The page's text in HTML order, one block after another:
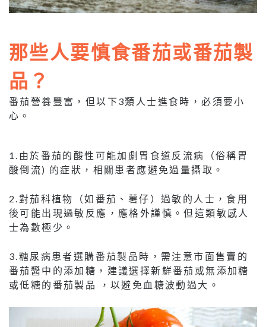
那些人要慎食番茄或番茄製
品？
番茄營養豐富，但以下3類人士進食時，必須要小
心。
1.由於番茄的酸性可能加劇胃食道反流病（俗稱胃
酸倒流) 的症狀，相關患者應避免過量攝取。
2.對茄科植物（如番茄、薯仔）過敏的人士，食用
後可能出現過敏反應，應格外謹慎。但這類敏感人
士為數極少。
3.糖尿病患者選購番茄製品時，需注意市面售賣的
番茄醬中的添加糖，建議選擇新鮮番茄或無添加糖
或低糖的番茄製品 ，以避免血糖波動過大。